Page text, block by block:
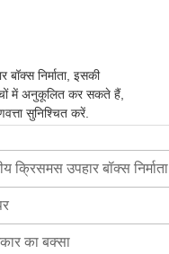
निर्माता, इसकी
में अनुकूलित कर सकते हैं,
सुनिश्चित करें.
क्रिसमस उपहार बॉक्स निर्माता
का बक्सा